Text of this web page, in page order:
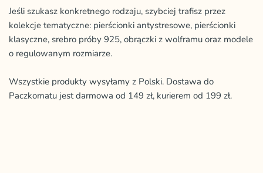
Jeśli szukasz konkretnego rodzaju, szybciej trafisz przez
kolekcje tematyczne: pierścionki antystresowe, pierścionki
klasyczne, srebro próby 925, obrączki z wolframu oraz modele
o regulowanym rozmiarze.
Wszystkie produkty wysyłamy z Polski. Dostawa do
Paczkomatu jest darmowa od 149 zł, kurierem od 199 zł.